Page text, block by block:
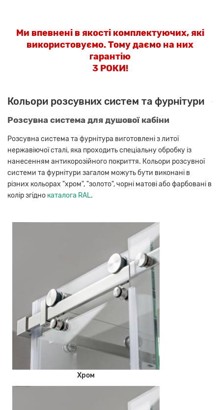
Ми впевнені в якості комплектуючих, які
використовуємо. Тому даємо на них
гарантію
3 РОКИ!
Кольори розсувних систем та фурнітури
Розсувна система для душової кабіни
Розсувна система та фурнітура виготовлені з литої
нержавіючої сталі, яка проходить спеціальну обробку із
нанесенням антикорозійного покриття. Кольори розсувної
системи та фурнітури загалом можуть бути виконані в
різних кольорах "хром", "золото", чорні матові або фарбовані в
колір згідно каталога RAL.
Хром